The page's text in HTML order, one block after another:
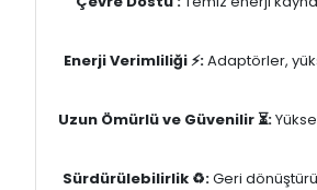
Enerji Verimliliği ⚡:Adaptörler,
Uzun Ömürlü ve Güvenilir ⏳:
Sürdürülebilirlik ♻️:Geri